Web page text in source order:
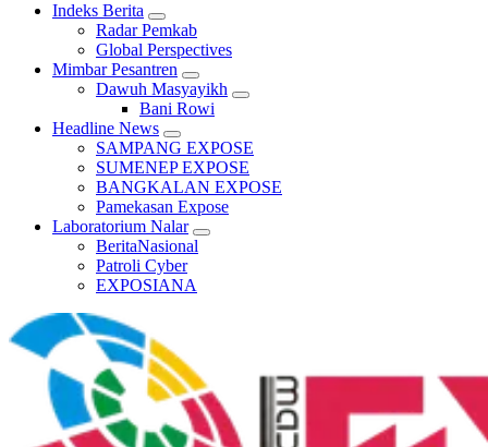
Indeks Berita
Radar Pemkab
Global Perspectives
Mimbar Pesantren
Dawuh Masyayikh
Bani Rowi
Headline News
SAMPANG EXPOSE
SUMENEP EXPOSE
BANGKALAN EXPOSE
Pamekasan Expose
Laboratorium Nalar
BeritaNasional
Patroli Cyber
EXPOSIANA